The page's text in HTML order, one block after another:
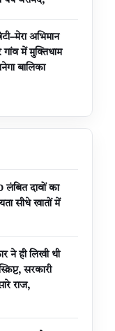
अभिमान
गांव में मुक्तिधाम
बालिका
लंबित दावों का
सीधे खातों में
ने ही लिखी थी
सरकारी
राज,